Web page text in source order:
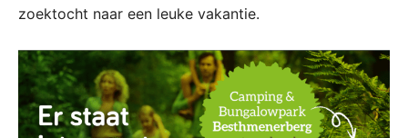
zoektocht naar een leuke vakantie.